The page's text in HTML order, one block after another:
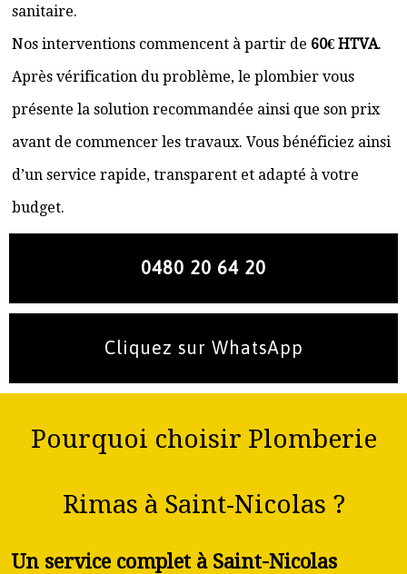
sanitaire.
Nos interventions commencent à partir de 60€ HTVA.
Après vérification du problème, le plombier vous
présente la solution recommandée ainsi que son prix
avant de commencer les travaux. Vous bénéficiez ainsi
d’un service rapide, transparent et adapté à votre
budget.
0480 20 64 20
Cliquez sur WhatsApp
Pourquoi choisir Plomberie
Rimas à Saint-Nicolas ?
Un service complet à Saint-Nicolas